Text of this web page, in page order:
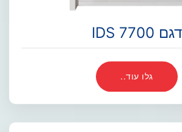
דגם IDS 7700
גלו עוד..